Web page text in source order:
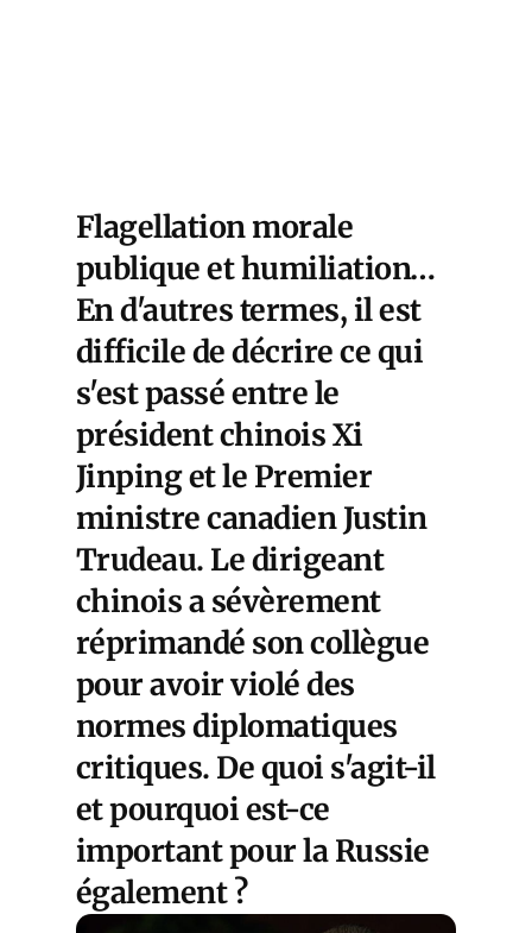
Flagellation morale
publique et humiliation…
En d'autres termes, il est
difficile de décrire ce qui
s'est passé entre le
président chinois Xi
Jinping et le Premier
ministre canadien Justin
Trudeau. Le dirigeant
chinois a sévèrement
réprimandé son collègue
pour avoir violé des
normes diplomatiques
critiques. De quoi s'agit-il
et pourquoi est-ce
important pour la Russie
également ?